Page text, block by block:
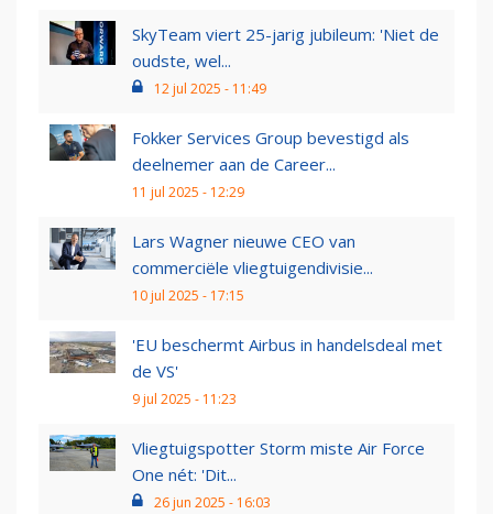
SkyTeam viert 25-jarig jubileum: 'Niet de
oudste, wel...
12 jul 2025 - 11:49
Fokker Services Group bevestigd als
deelnemer aan de Career...
11 jul 2025 - 12:29
Lars Wagner nieuwe CEO van
commerciële vliegtuigendivisie...
10 jul 2025 - 17:15
'EU beschermt Airbus in handelsdeal met
de VS'
9 jul 2025 - 11:23
Vliegtuigspotter Storm miste Air Force
One nét: 'Dit...
26 jun 2025 - 16:03